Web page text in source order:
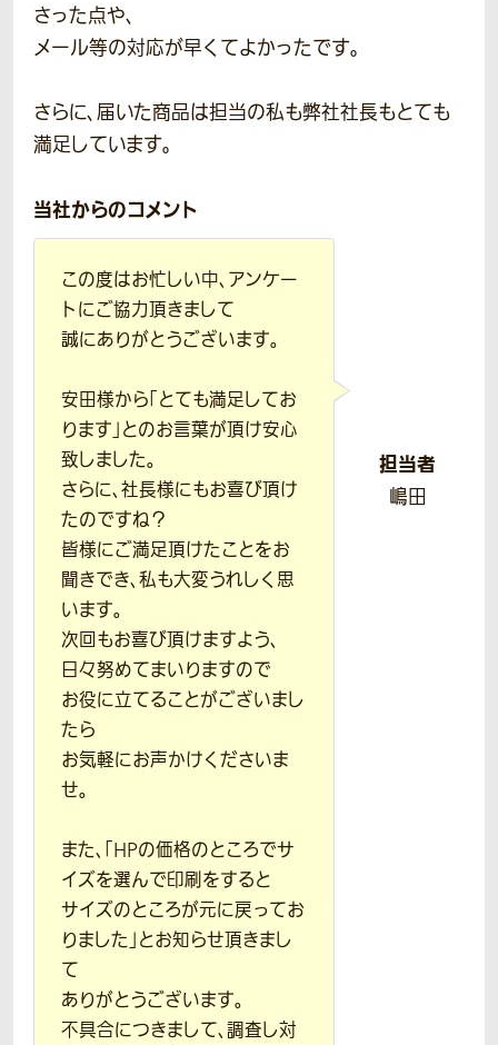
さった点や、
メール等の対応が早くてよかったです。
さらに、届いた商品は担当の私も弊社社長もとても
満足しています。
当社からのコメント
この度はお忙しい中、アンケー
トにご協力頂きまして
誠にありがとうございます。
安田様から「とても満足してお
ります」とのお言葉が頂け安心
致しました。
さらに、社長様にもお喜び頂け
たのですね？
皆様にご満足頂けたことをお
聞きでき、私も大変うれしく思
います。
次回もお喜び頂けますよう、
日々努めてまいりますので
お役に立てることがございまし
たら
お気軽にお声かけくださいま
せ。
また、「HPの価格のところでサ
イズを選んで印刷をすると
サイズのところが元に戻ってお
りました」とお知らせ頂きまし
て
ありがとうございます。
不具合につきまして、調査し対
担当者
嶋田